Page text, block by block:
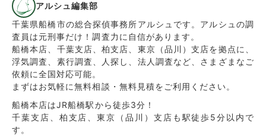
アルシュ編集部
千葉県船橋市の総合探偵事務所アルシュです。アルシュの調
査員は元刑事だけ！調査力に自信があります。
船橋本店、千葉支店、柏支店、東京（品川）支店を拠点に、
浮気調査、素行調査、人探し、法人調査など、さまざまなご
依頼に全国対応可能。
まずはお気軽に無料相談・無料見積をご利用ください。
船橋本店はJR船橋駅から徒歩3分！
千葉支店、柏支店、東京（品川）支店も駅徒歩5分以内で
す。